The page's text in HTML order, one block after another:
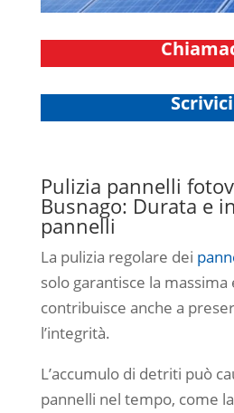
Scrivici
Pulizia pannelli
Busnago: Durata e
pannelli
La pulizia regolare dei
solo garantisce la massima
contribuisce anche a
l’integrità.
L’accumulo di detriti può
pannelli nel tempo, come